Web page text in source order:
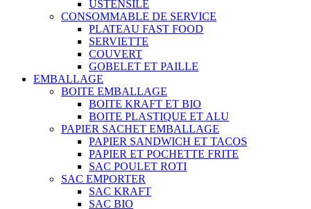
USTENSILE
CONSOMMABLE DE SERVICE
PLATEAU FAST FOOD
SERVIETTE
COUVERT
GOBELET ET PAILLE
EMBALLAGE
BOITE EMBALLAGE
BOITE KRAFT ET BIO
BOITE PLASTIQUE ET ALU
PAPIER SACHET EMBALLAGE
PAPIER SANDWICH ET TACOS
PAPIER ET POCHETTE FRITE
SAC POULET ROTI
SAC EMPORTER
SAC KRAFT
SAC BIO